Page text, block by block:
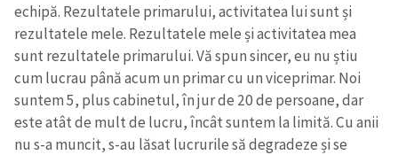
echipă. Rezultatele primarului, activitatea lui sunt și
rezultatele mele. Rezultatele mele și activitatea mea
sunt rezultatele primarului. Vă spun sincer, eu nu știu
cum lucrau până acum un primar cu un viceprimar. Noi
suntem 5, plus cabinetul, în jur de 20 de persoane, dar
este atât de mult de lucru, încât suntem la limită. Cu anii
nu s-a muncit, s-au lăsat lucrurile să degradeze și se